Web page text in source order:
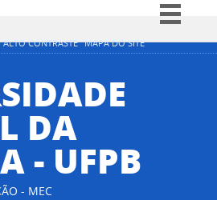
ALTO CONTRASTE MAPA DO SITE
Simplifique!
Participe
Acesso à informação
Canais
DA
- UFPB
- MEC